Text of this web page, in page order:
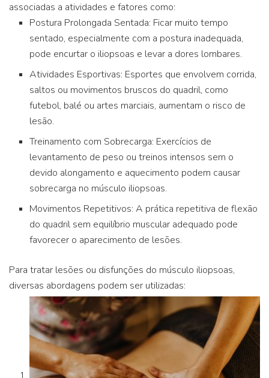
associadas a atividades e fatores como:
Postura Prolongada Sentada: Ficar muito tempo
sentado, especialmente com a postura inadequada,
pode encurtar o iliopsoas e levar a dores lombares.
Atividades Esportivas: Esportes que envolvem corrida,
saltos ou movimentos bruscos do quadril, como
futebol, balé ou artes marciais, aumentam o risco de
lesão.
Treinamento com Sobrecarga: Exercícios de
levantamento de peso ou treinos intensos sem o
devido alongamento e aquecimento podem causar
sobrecarga no músculo iliopsoas.
Movimentos Repetitivos: A prática repetitiva de flexão
do quadril sem equilíbrio muscular adequado pode
favorecer o aparecimento de lesões.
Para tratar lesões ou disfunções do músculo iliopsoas,
diversas abordagens podem ser utilizadas: